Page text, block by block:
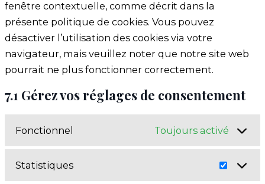
fenêtre contextuelle, comme décrit dans la
présente politique de cookies. Vous pouvez
désactiver l’utilisation des cookies via votre
navigateur, mais veuillez noter que notre site web
pourrait ne plus fonctionner correctement.
7.1 Gérez vos réglages de consentement
Fonctionnel Toujours activé
Statistiques